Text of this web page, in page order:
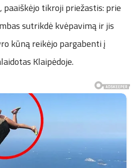
tikroji priežastis: prie
sutrikdė kvėpavimą ir jis
kūną reikėjo pargabenti į
Klaipėdoje.